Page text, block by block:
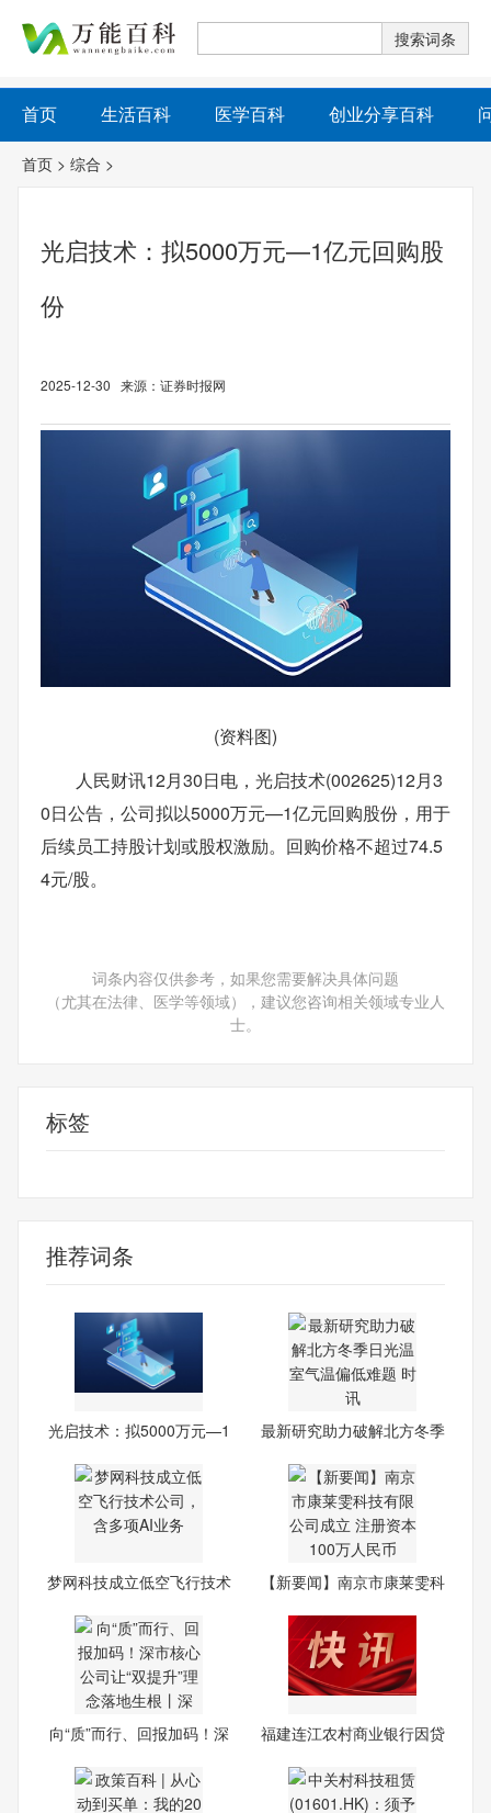
首页 生活百科 医学百科 创业分享百科
首页 > 综合 >
光启技术：拟5000万元—1亿元回购股
份
2025-12-30 来源：证券时报网
(资料图)
人民财讯12月30日电，光启技术(002625)12月3
0日公告，公司拟以5000万元—1亿元回购股份，用于
后续员工持股计划或股权激励。回购价格不超过74.5
4元/股。
词条内容仅供参考，如果您需要解决具体问题
（尤其在法律、医学等领域），建议您咨询相关领域专业人
士。
标签
推荐词条
光启技术：拟5000万元—1
最新研究助力破解北方冬季
梦网科技成立低空飞行技术
【新要闻】南京市康莱雯科
向“质”而行、回报加码！深
福建连江农村商业银行因贷